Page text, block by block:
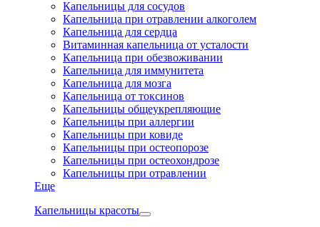
Капельницы для сосудов
Капельница при отравлении алкоголем
Капельница для сердца
Витаминная капельница от усталости
Капельница при обезвоживании
Капельница для иммунитета
Капельница для мозга
Капельница от токсинов
Капельницы общеукрепляющие
Капельницы при аллергии
Капельницы при ковиде
Капельницы при остеопорозе
Капельницы при остеохондрозе
Капельницы при отравлении
Еще
Капельницы красоты